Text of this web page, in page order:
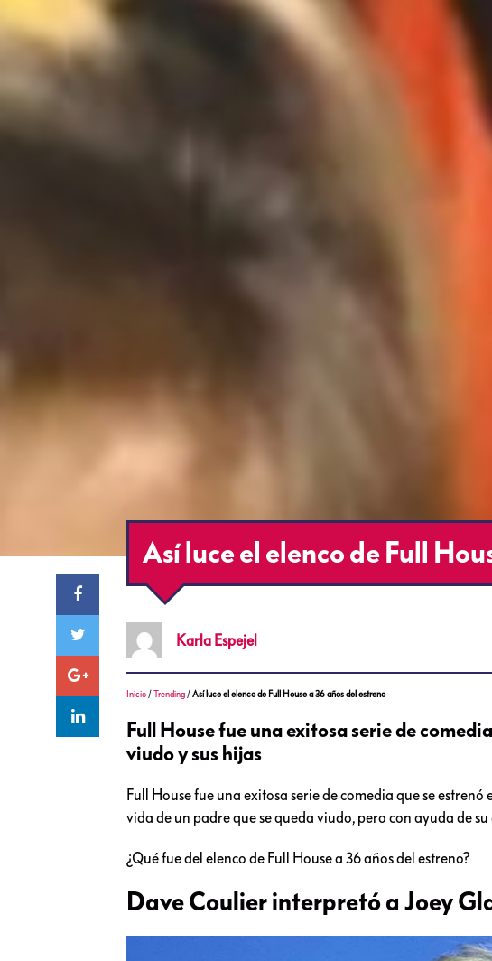
Así luce el elenco de Full
Karla Espejel
Inicio /Trending /Así luce el elenco de Full House a 36 años del estreno
Full House fue una exitosa serie de
viudo y sus hijas
Full House fue una exitosa serie de comedia que se
vida de un padre que se queda viudo, pero con ayuda de
¿Qué fue del elenco de Full House a 36 años del estreno?
Dave Coulier interpretó a Joey